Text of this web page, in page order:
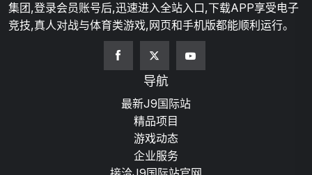
集团,登录会员账号后,迅速进入全站入口,下载APP享受电子
竞技,真人对战与体育类游戏,网页和手机版都能顺利运行。
导航
最新J9国际站
精品项目
游戏动态
企业服务